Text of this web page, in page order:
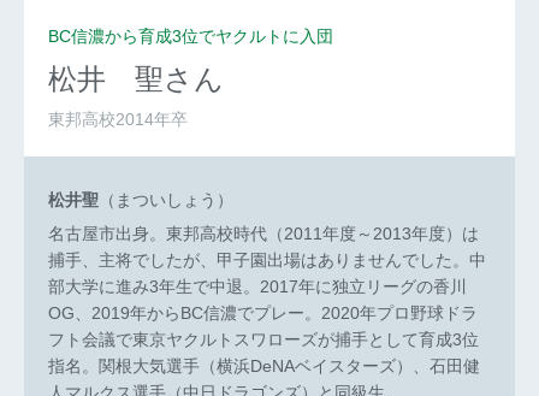
BC信濃から育成3位でヤクルトに入団
松井 聖さん
東邦高校2014年卒
松井聖 （まついしょう）
名古屋市出身。東邦高校時代（2011年度～2013年度）は
捕手、主将でしたが、甲子園出場はありませんでした。中
部大学に進み3年生で中退。2017年に独立リーグの香川
OG、2019年からBC信濃でプレー。2020年プロ野球ドラ
フト会議で東京ヤクルトスワローズが捕手として育成3位
指名。関根大気選手（横浜DeNAベイスターズ）、石田健